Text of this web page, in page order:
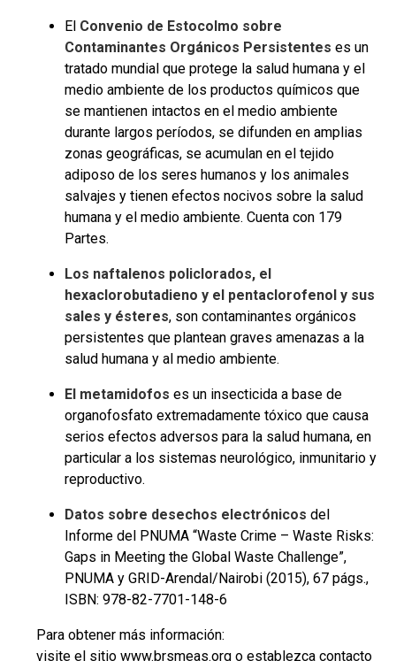
El Convenio de Estocolmo sobre
Contaminantes Orgánicos Persistentes es un
tratado mundial que protege la salud humana y el
medio ambiente de los productos químicos que
se mantienen intactos en el medio ambiente
durante largos períodos, se difunden en amplias
zonas geográficas, se acumulan en el tejido
adiposo de los seres humanos y los animales
salvajes y tienen efectos nocivos sobre la salud
humana y el medio ambiente. Cuenta con 179
Partes.
Los naftalenos policlorados, el
hexaclorobutadieno y el pentaclorofenol y sus
sales y ésteres, son contaminantes orgánicos
persistentes que plantean graves amenazas a la
salud humana y al medio ambiente.
El metamidofos es un insecticida a base de
organofosfato extremadamente tóxico que causa
serios efectos adversos para la salud humana, en
particular a los sistemas neurológico, inmunitario y
reproductivo.
Datos sobre desechos electrónicos del
Informe del PNUMA “Waste Crime – Waste Risks:
Gaps in Meeting the Global Waste Challenge”,
PNUMA y GRID-Arendal/Nairobi (2015), 67 págs.,
ISBN: 978-82-7701-148-6
Para obtener más información:
visite el sitio www.brsmeas.org o establezca contacto